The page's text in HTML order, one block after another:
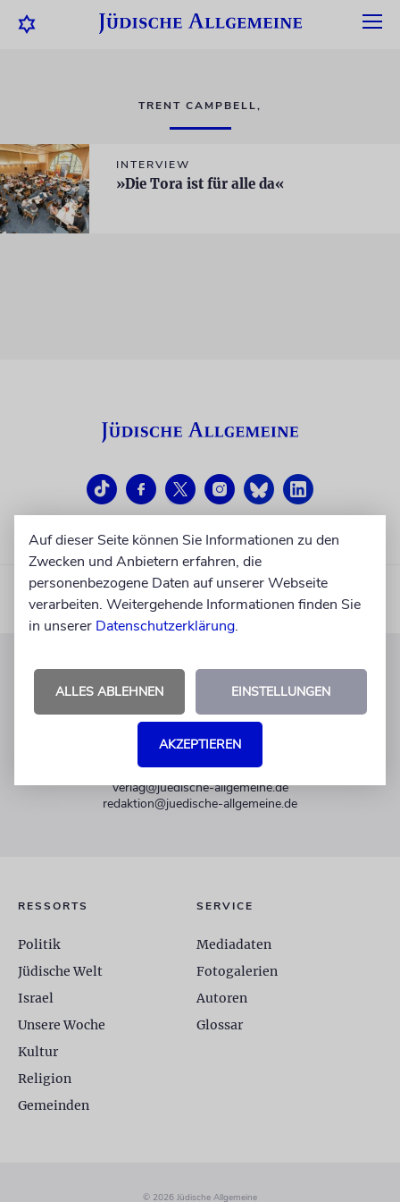
TRENT CAMPBELL,
INTERVIEW
»Die Tora ist für alle da«
KUNDENSERVICE
+49 30 275833 0
Mo-Do 9-17 Uhr
verlag@juedische-allgemeine.de
redaktion@juedische-allgemeine.de
RESSORTS
Politik
Jüdische Welt
Israel
Unsere Woche
Kultur
Religion
Gemeinden
SERVICE
Mediadaten
Fotogalerien
Autoren
Glossar
© 2026 Jüdische Allgemeine
Auf dieser Seite können Sie Informationen zu den
Zwecken und Anbietern erfahren, die
personenbezogene Daten auf unserer Webseite
verarbeiten. Weitergehende Informationen finden Sie
in unserer Datenschutzerklärung.
ALLES ABLEHNEN EINSTELLUNGEN
AKZEPTIEREN